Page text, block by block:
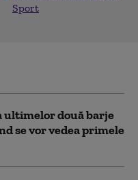
Sport
ultimelor două barje
se vor vedea primele